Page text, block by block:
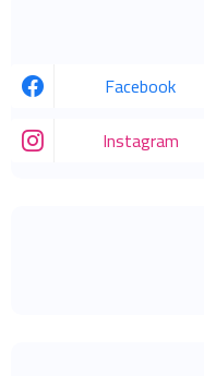
Facebook
Instagram